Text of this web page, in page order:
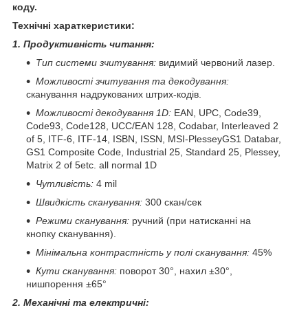
коду.
Технічні хараткеристики:
1. Продуктивність читання:
Тип системи зчитування: видимий червоний лазер.
Можливості зчитування та декодування:
сканування надрукованих штрих-кодів.
Можливості декодування 1D: EAN, UPC, Code39,
Code93, Code128, UCC/EAN 128, Codabar, Interleaved 2
of 5, ITF-6, ITF-14, ISBN, ISSN, MSI-PlesseyGS1 Databar,
GS1 Composite Code, Industrial 25, Standard 25, Plessey,
Matrix 2 of 5etc. all normal 1D
Чутливість: 4 mil
Швидкість сканування: 300 скан/сек
Режими сканування: ручний (при натисканні на
кнопку сканування).
Мінімальна контрастність у полі сканування: 45%
Кути сканування: поворот 30°, нахил ±30°,
нишпорення ±65°
2. Механічні та електричні: